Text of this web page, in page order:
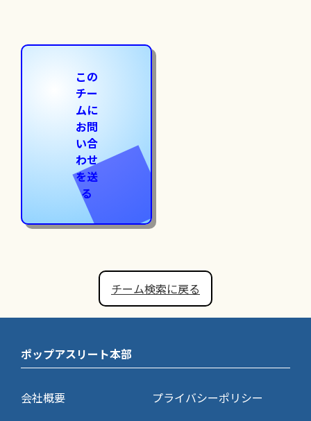
この
チー
ムに
お問
い合
わせ
を送
る
チーム検索に戻る
ポップアスリート本部
会社概要
プライバシーポリシー